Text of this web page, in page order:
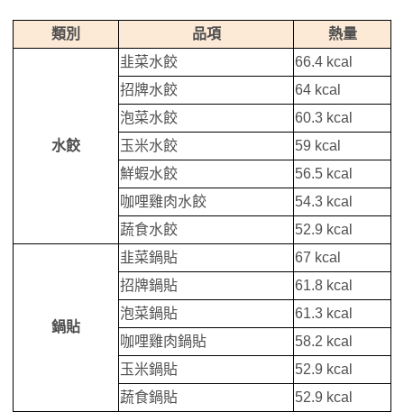
類別 品項 熱量
水餃
韭菜水餃
66.4 kcal
招牌水餃
64 kcal
泡菜水餃
60.3 kcal
玉米水餃
59 kcal
鮮蝦水餃
56.5 kcal
咖哩雞肉水餃
54.3 kcal
蔬食水餃
52.9 kcal
鍋貼
韭菜鍋貼
67 kcal
招牌鍋貼
61.8 kcal
泡菜鍋貼
61.3 kcal
咖哩雞肉鍋貼
58.2 kcal
玉米鍋貼
52.9 kcal
蔬食鍋貼
52.9 kcal